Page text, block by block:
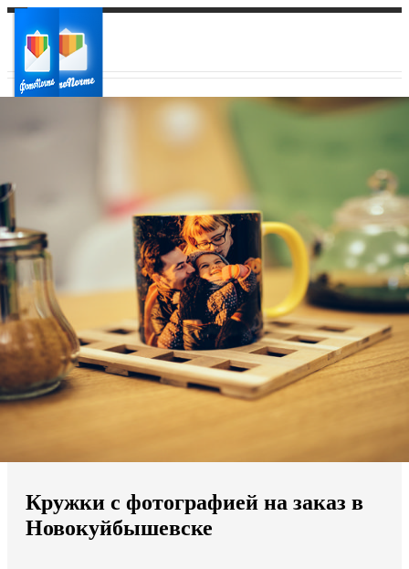
Ваш регион доставки
Выберите из списка:
Мы доставляем по всему миру
Продолжить без города
Кружки с фотографией на заказ в
Новокуйбышевске